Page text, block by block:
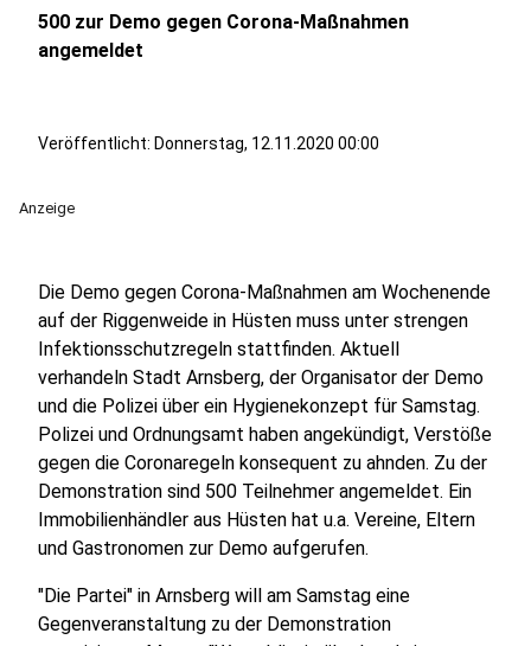
500 zur Demo gegen Corona-Maßnahmen
angemeldet
Veröffentlicht: Donnerstag, 12.11.2020 00:00
Anzeige
Die Demo gegen Corona-Maßnahmen am Wochenende
auf der Riggenweide in Hüsten muss unter strengen
Infektionsschutzregeln stattfinden. Aktuell
verhandeln Stadt Arnsberg, der Organisator der Demo
und die Polizei über ein Hygienekonzept für Samstag.
Polizei und Ordnungsamt haben angekündigt, Verstöße
gegen die Coronaregeln konsequent zu ahnden. Zu der
Demonstration sind 500 Teilnehmer angemeldet. Ein
Immobilienhändler aus Hüsten hat u.a. Vereine, Eltern
und Gastronomen zur Demo aufgerufen.
"Die Partei" in Arnsberg will am Samstag eine
Gegenveranstaltung zu der Demonstration